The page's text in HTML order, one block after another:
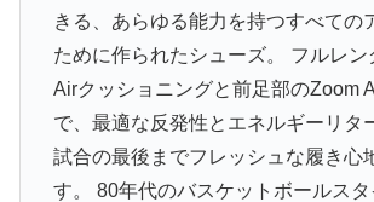
きる、あらゆる能力を持つすべての
ために作られたシューズ。 フルレ
Airクッショニングと前足部のZoom
で、最適な反発性とエネルギーリタ
試合の最後までフレッシュな履き心
す。 80年代のバスケットボールス